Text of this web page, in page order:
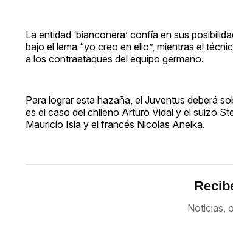
La entidad ‘bianconera’ confía en sus
bajo el lema “yo creo en ello”, mientras el
a los contraataques del equipo germano.
Para lograr esta hazaña, el Juventus deberá
es el caso del chileno Arturo Vidal y el suizo
Mauricio Isla y el francés Nicolas Anelka.
Noticias,